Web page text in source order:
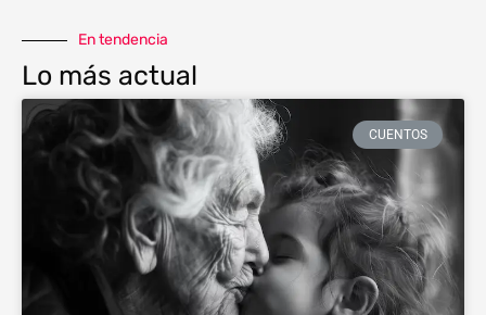
En tendencia
Lo más actual
CUENTOS